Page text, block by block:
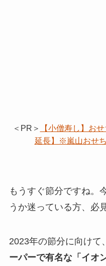
＜PR＞
【小僧寿し】お
延長】※嵐山おせ
もうすぐ節分ですね。
うか迷っている方、必
2023年の節分に向けて、
ーパーで有名な「イオ